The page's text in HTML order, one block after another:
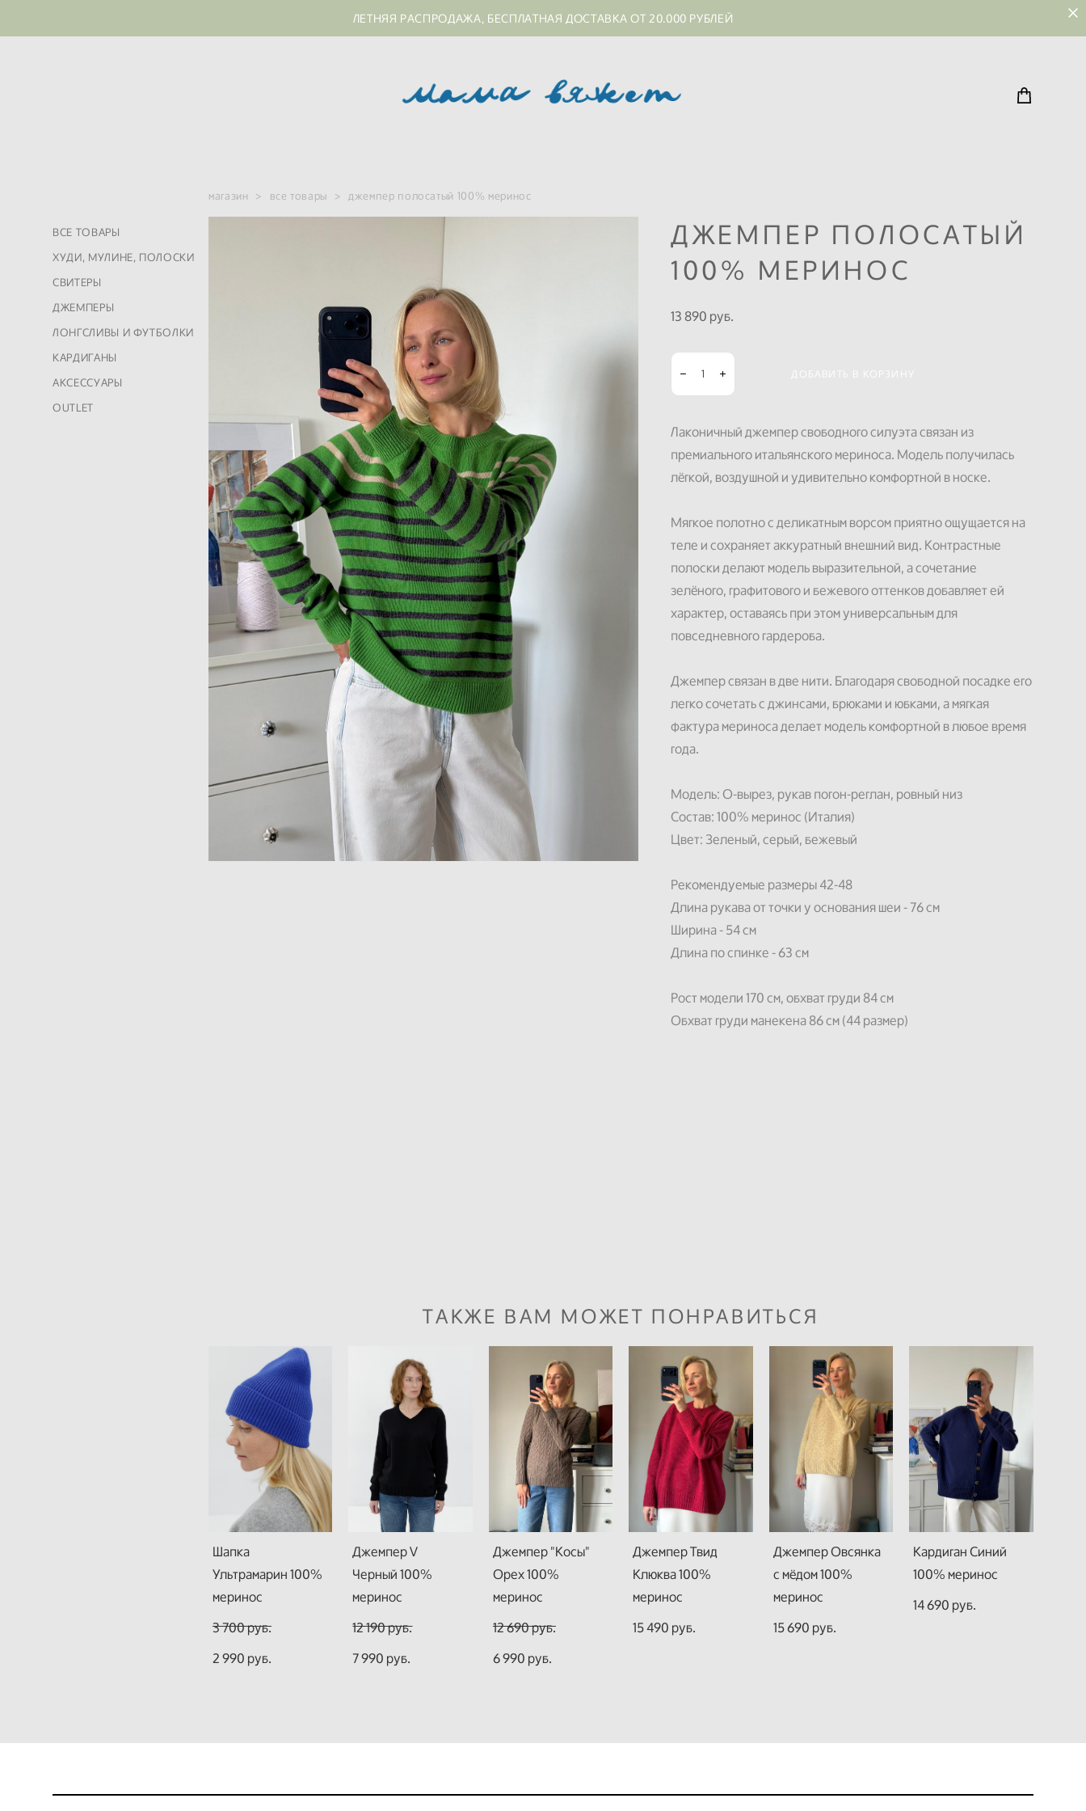
ЛЕТНЯЯ РАСПРОДАЖА, БЕСПЛАТНАЯ ДОСТАВКА ОТ 20.000 РУБЛЕЙ
ВСЕ ТОВАРЫ
ХУДИ, МУЛИНЕ, ПОЛОСКИ
СВИТЕРЫ
ДЖЕМПЕРЫ
ЛОНГСЛИВЫ И ФУТБОЛКИ
КАРДИГАНЫ
АКСЕССУАРЫ
OUTLET
магазин > все товары > джемпер полосатый 100% меринос
ДЖЕМПЕР ПОЛОСАТЫЙ
100% МЕРИНОС
13 890 pуб.
ДОБАВИТЬ В КОРЗИНУ
Лаконичный джемпер свободного силуэта связан из
премиального итальянского мериноса. Модель получилась
лёгкой, воздушной и удивительно комфортной в носке.
Мягкое полотно с деликатным ворсом приятно ощущается на
теле и сохраняет аккуратный внешний вид. Контрастные
полоски делают модель выразительной, а сочетание
зелёного, графитового и бежевого оттенков добавляет ей
характер, оставаясь при этом универсальным для
повседневного гардероба.
Джемпер связан в две нити. Благодаря свободной посадке его
легко сочетать с джинсами, брюками и юбками, а мягкая
фактура мериноса делает модель комфортной в любое время
года.
Модель: О-вырез, рукав погон-реглан, ровный низ
Состав: 100% меринос (Италия)
Цвет: Зеленый, серый, бежевый
Рекомендуемые размеры 42-48
Длина рукава от точки у основания шеи - 76 см
Ширина - 54 см
Длина по спинке - 63 см
Рост модели 170 см, обхват груди 84 см
Обхват груди манекена 86 см (44 размер)
ТАКЖЕ ВАМ МОЖЕТ ПОНРАВИТЬСЯ
Шапка
Ультрамарин 100%
меринос
3 700 pуб.
2 990 pуб.
Джемпер V
Черный 100%
меринос
12 190 pуб.
7 990 pуб.
Джемпер "Косы"
Орех 100%
меринос
12 690 pуб.
6 990 pуб.
Джемпер Твид
Клюква 100%
меринос
15 490 pуб.
Джемпер Овсянка
с мёдом 100%
меринос
15 690 pуб.
Кардиган Синий
100% меринос
14 690 pуб.